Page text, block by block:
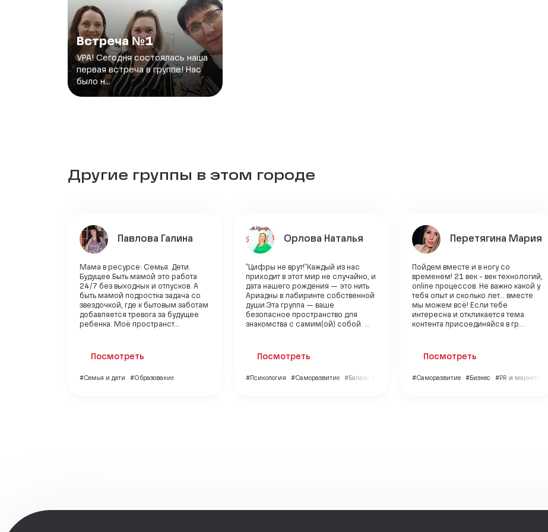
Встреча №1
УРА! Сегодня состоялась наша
первая встреча в группе! Нас
было н...
Другие группы в этом городе
Павлова Галина
Мама в ресурсе: Семья. Дети.
Будущее.Быть мамой это работа
24/7 без выходных и отпусков. А
быть мамой подростка задача со
звездочкой, где к бытовым заботам
добавляется тревога за будущее
ребенка. Моё пространст...
Посмотреть
#Семья и дети #Образование
Орлова Наталья
"Цифры не врут!"Каждый из нас
приходит в этот мир не случайно, и
дата нашего рождения — это нить
Ариадны в лабиринте собственной
души.Эта группа — ваше
безопасное пространство для
знакомства с самим(ой) собой. ...
Посмотреть
#Психология #Саморазвитие #Баланс и гармония
Перетягина Мария
Пойдем вместе и в ногу со
временем! 21 век - век технологий,
online процессов. Не важно какой у
тебя опыт и сколько лет... вместе
мы можем всё! Если тебе
интересна и откликается тема
контента присоединяйся в гр...
Посмотреть
#Саморазвитие #Бизнес #PR и маркетинг